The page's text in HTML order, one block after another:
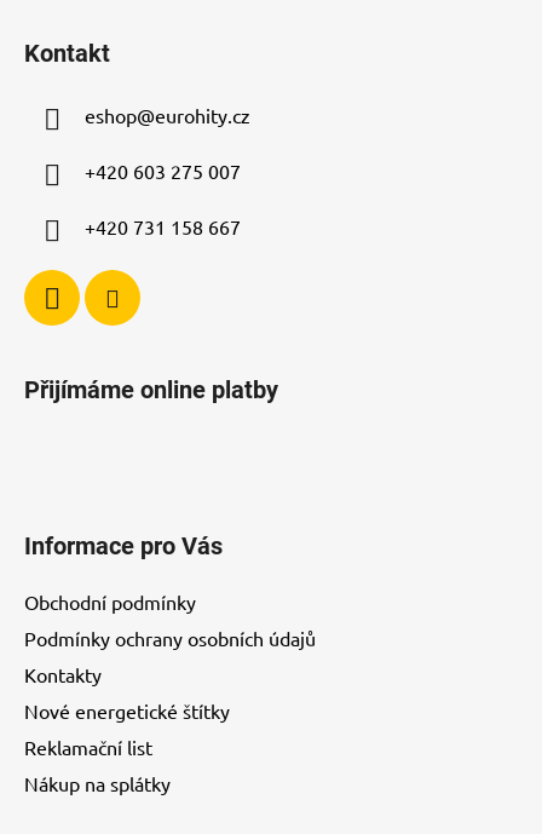
s
Kontakt
eshop@eurohity.cz
+420 603 275 007
+420 731 158 667
Přijímáme online platby
Informace pro Vás
Obchodní podmínky
Podmínky ochrany osobních údajů
Kontakty
Nové energetické štítky
Reklamační list
Nákup na splátky